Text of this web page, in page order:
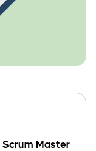
Scrum Master